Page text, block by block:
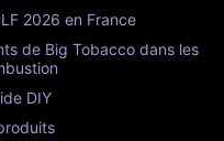
2026 en France
de Big Tobacco dans les
DIY